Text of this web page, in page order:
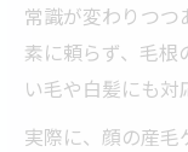
常識が変わりつつ
素に頼らず、毛
い毛や白髪にも対
実際に、顔の産